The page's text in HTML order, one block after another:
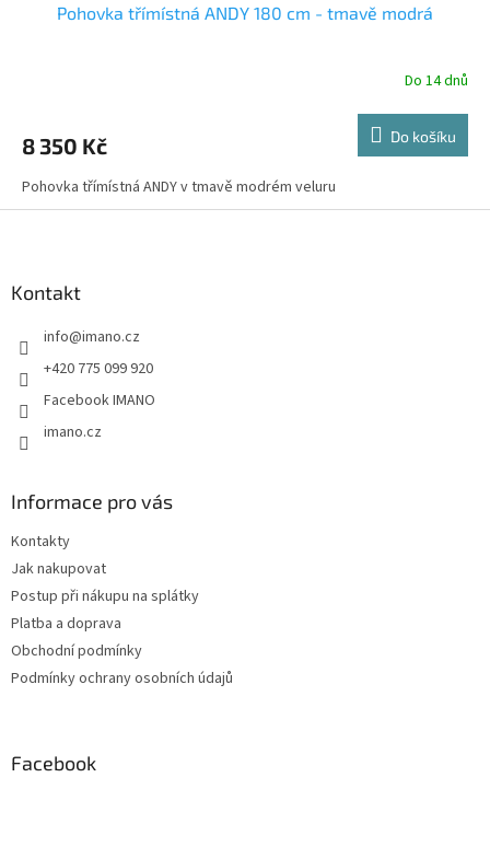
Pohovka třímístná ANDY 180 cm - tmavě modrá
Do 14 dnů
8 350 Kč Do košíku
Pohovka třímístná ANDY v tmavě modrém veluru
Kontakt
info@imano.cz
+420 775 099 920
Facebook IMANO
imano.cz
Informace pro vás
Kontakty
Jak nakupovat
Postup při nákupu na splátky
Platba a doprava
Obchodní podmínky
Podmínky ochrany osobních údajů
Facebook